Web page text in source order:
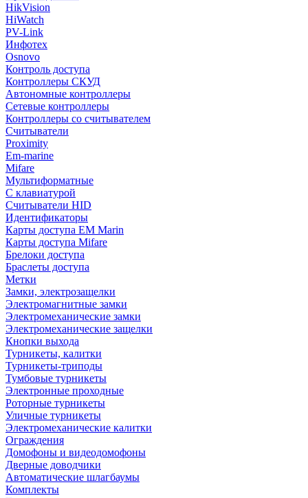
HikVision
HiWatch
PV-Link
Инфотех
Osnovo
Контроль доступа
Контроллеры СКУД
Автономные контроллеры
Сетевые контроллеры
Контроллеры со считывателем
Считыватели
Proximity
Em-marine
Mifare
Мультиформатные
С клавиатурой
Считыватели HID
Идентификаторы
Карты доступа EM Marin
Карты доступа Mifare
Брелоки доступа
Браслеты доступа
Метки
Замки, электрозащелки
Электромагнитные замки
Электромеханические замки
Электромеханические защелки
Кнопки выхода
Турникеты, калитки
Турникеты-триподы
Тумбовые турникеты
Электронные проходные
Роторные турникеты
Уличные турникеты
Электромеханические калитки
Ограждения
Домофоны и видеодомофоны
Дверные доводчики
Автоматические шлагбаумы
Комплекты